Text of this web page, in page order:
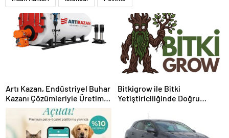
Artı Kazan, Endüstriyel Buhar
Kazanı Çözümleriyle Üretim
Tesislerine Verimli Sistemler
Sunuyor
Bitkigrow ile Bitki
Yetiştiriciliğinde Doğru